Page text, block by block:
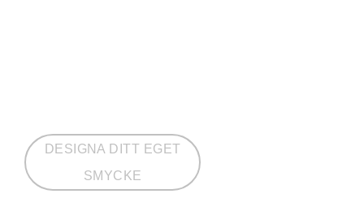
DESIGNA DITT EGET
SMYCKE